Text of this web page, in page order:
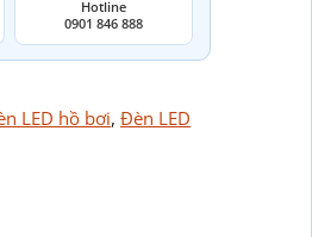
Hotline
0901 846 888
LED hồ bơi, Đèn LED